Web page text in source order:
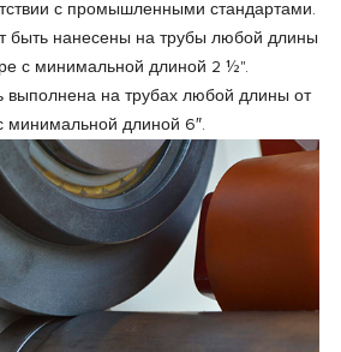
с промышленными стандартами.
быть нанесены на трубы любой длины
с минимальной длиной 2 ½".
выполнена на трубах любой длины от
минимальной длиной 6″.